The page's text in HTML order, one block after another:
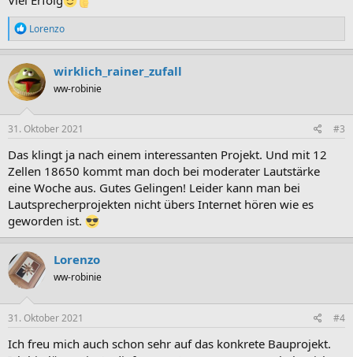
R
e
a
k
t
i
o
n
e
Lorenzo
wirklich_rainer_zufall
ww-robinie
31. Oktober 2021 #3
Das klingt ja nach einem interessanten Projekt. Und mit 12
Zellen 18650 kommt man doch bei moderater Lautstärke
eine Woche aus. Gutes Gelingen! Leider kann man bei
Lautsprecherprojekten nicht übers Internet hören wie es
geworden ist.
Lorenzo
ww-robinie
31. Oktober 2021 #4
Ich freu mich auch schon sehr auf das konkrete Bauprojekt.